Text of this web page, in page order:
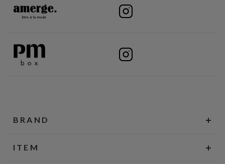
BRAND
ITEM